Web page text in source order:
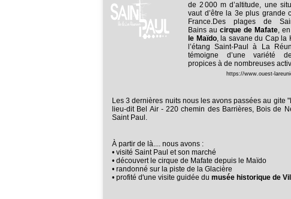
de 2 000 m d’altitude, une
vaut d’être la 3e plus grande
France.Des plages de
Bains au cirque de Mafate,
le Maïdo, la savane du Cap la
l’étang Saint-Paul à La
témoigne d’une variété
propices à de nombreuses
https://www.ouest-
Les 3 dernières nuits nous les avons passées au gite
lieu-dit Bel Air - 220 chemin des Barrières, Bois de
Saint Paul.
À partir de là.... nous avons :
• visité Saint Paul et son marché
• découvert le cirque de Mafate depuis le Maïdo
• randonné sur la piste de la Glacière
• profité d'une visite guidée du musée historique de